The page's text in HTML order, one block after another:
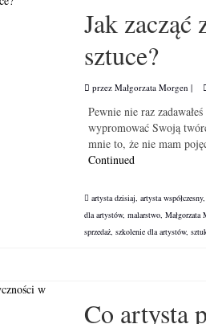
Jak zacząć
sztuce?
przezMałgorzata Morgen |
Pewnie nie raz
wypromować Swoją
mnie to, że nie mam
Continued
artysta dzisiaj,artysta współczesny
dla artystów,malarstwo,Małgorzata
sprzedaż,szkolenie dla artystów,
Co artysta